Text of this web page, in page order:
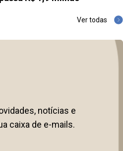
Ver todas
notícias e
caixa de e-mails.